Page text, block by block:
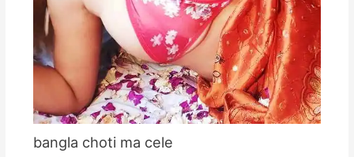
bangla choti ma cele